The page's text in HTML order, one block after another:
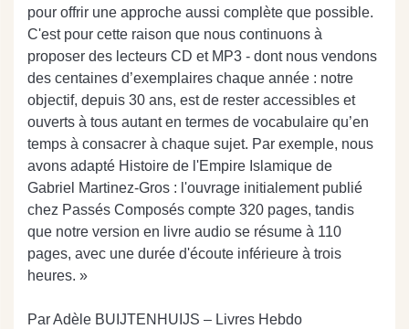
pour offrir une approche aussi complète que possible.
C'est pour cette raison que nous continuons à
proposer des lecteurs CD et MP3 - dont nous vendons
des centaines d’exemplaires chaque année : notre
objectif, depuis 30 ans, est de rester accessibles et
ouverts à tous autant en termes de vocabulaire qu’en
temps à consacrer à chaque sujet. Par exemple, nous
avons adapté Histoire de l'Empire Islamique de
Gabriel Martinez-Gros : l'ouvrage initialement publié
chez Passés Composés compte 320 pages, tandis
que notre version en livre audio se résume à 110
pages, avec une durée d'écoute inférieure à trois
heures. »
Par Adèle BUIJTENHUIJS – Livres Hebdo